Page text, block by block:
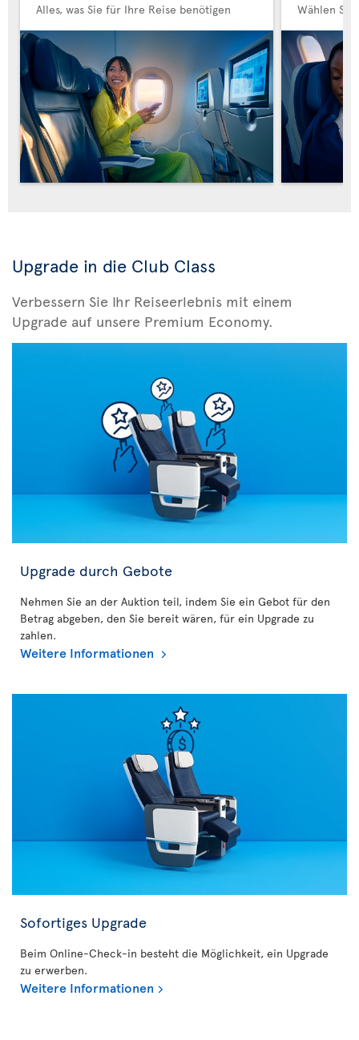
Alles, was Sie für Ihre Reise benötigen Wählen
Upgrade in die Club Class
Verbessern Sie Ihr Reiseerlebnis mit einem
Upgrade auf unsere Premium Economy.
Upgrade durch Gebote
Nehmen Sie an der Auktion teil, indem Sie ein Gebot für den
Betrag abgeben, den Sie bereit wären, für ein Upgrade zu
zahlen.
Weitere Informationen
Sofortiges Upgrade
Beim Online-Check-in besteht die Möglichkeit, ein Upgrade
zu erwerben.
Weitere Informationen